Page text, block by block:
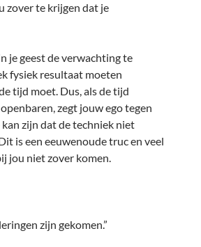
zover te krijgen dat je
je geest de verwachting te
fysiek resultaat moeten
tijd moet. Dus, als de tijd
zegt jouw ego tegen
zijn dat de techniek niet
is een eeuwenoude truc en veel
jou niet zover komen.
zijn gekomen.”